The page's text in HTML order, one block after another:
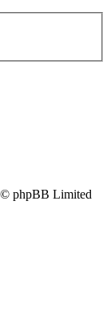
phpBB Limited